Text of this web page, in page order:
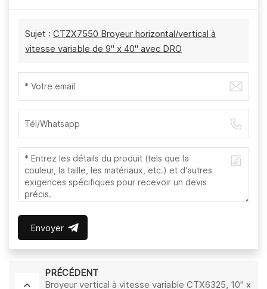
Sujet : CTZX7550 Broyeur horizontal/vertical à
vitesse variable de 9" x 40" avec DRO
Envoyer
PRÉCÉDENT
Broyeur vertical à vitesse variable CTX6325, 10" x